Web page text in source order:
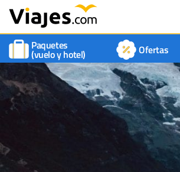
Paquetes
(vuelo y hotel) Ofertas